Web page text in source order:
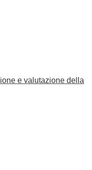
e valutazione della